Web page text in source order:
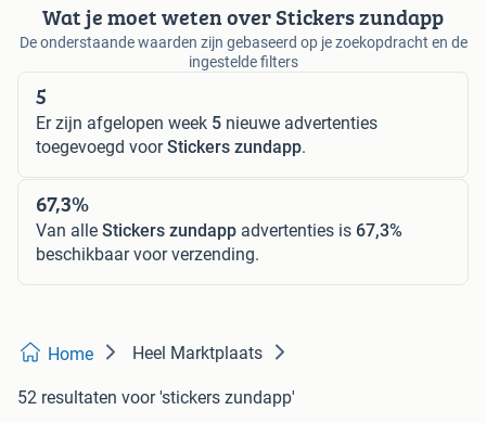
Wat je moet weten over Stickers zundapp
De onderstaande waarden zijn gebaseerd op je zoekopdracht en de
ingestelde filters
5
Er zijn afgelopen week 5 nieuwe advertenties
toegevoegd voorStickers zundapp.
67,3%
Van alle Stickers zundapp advertenties is 67,3%
beschikbaar voor verzending.
Home Heel Marktplaats
52 resultaten voor 'stickers zundapp'